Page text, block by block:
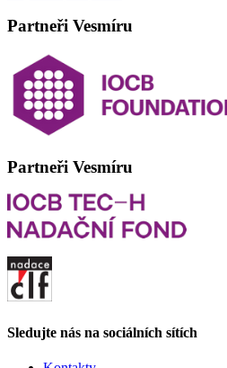
Partneři Vesmíru
Partneři Vesmíru
Sledujte nás na sociálních sítích